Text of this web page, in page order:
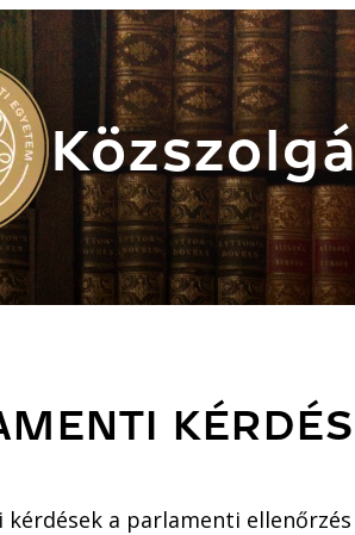
KÉRDÉS
a parlamenti